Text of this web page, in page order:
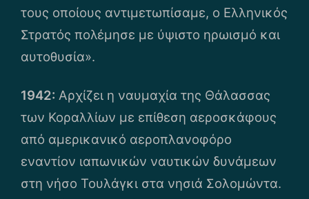
τους οποίους αντιμετωπίσαμε, ο Ελληνικός
Στρατός πολέμησε με ύψιστο ηρωισμό και
αυτοθυσία».
1942: Αρχίζει η ναυμαχία της Θάλασσας
των Κοραλλίων με επίθεση αεροσκάφους
από αμερικανικό αεροπλανοφόρο
εναντίον ιαπωνικών ναυτικών δυνάμεων
στη νήσο Τουλάγκι στα νησιά Σολομώντα.